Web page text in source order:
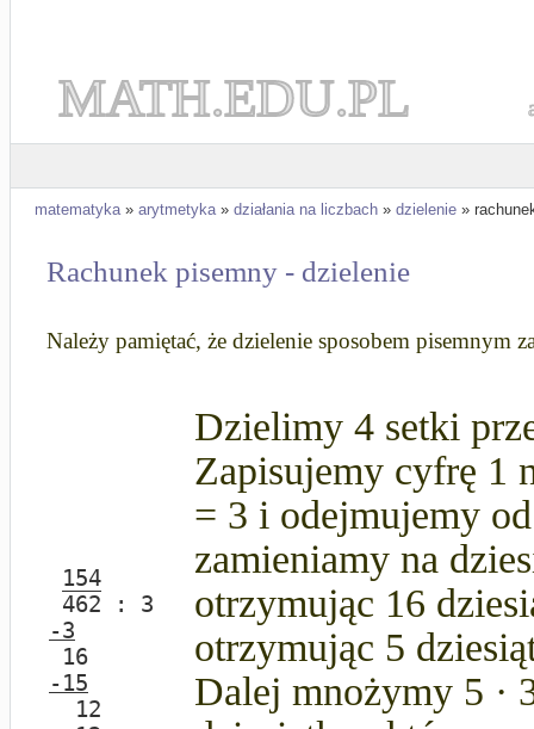
MATH.EDU.PL
matematyka» arytmetyka» działania na liczbach » dzielenie »
Rachunek pisemny - dzielenie
Należy pamiętać, że dzielenie sposobem pisemnym
154
462
-3
-15
12
Dzielimy 4 setki
Zapisujemy cyfrę 1
= 3 i odejmujemy
zamieniamy na
otrzymując 16
otrzymując 5
Dalej mnożymy 5 ·